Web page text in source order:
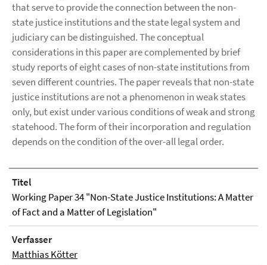
that serve to provide the connection between the non-
state justice institutions and the state legal system and
judiciary can be distinguished. The conceptual
considerations in this paper are complemented by brief
study reports of eight cases of non-state institutions from
seven different countries. The paper reveals that non-state
justice institutions are not a phenomenon in weak states
only, but exist under various conditions of weak and strong
statehood. The form of their incorporation and regulation
depends on the condition of the over-all legal order.
Titel
Working Paper 34 "Non-State Justice Institutions: A Matter
of Fact and a Matter of Legislation"
Verfasser
Matthias Kötter